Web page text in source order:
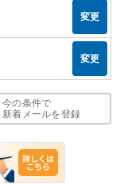
変更
変更
今の条件で
新着メールを登録